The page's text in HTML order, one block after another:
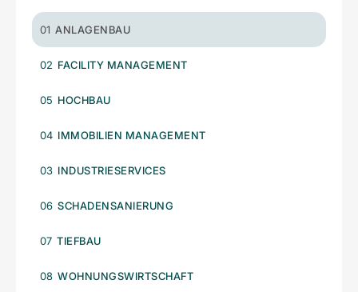
01 ANLAGENBAU
02 FACILITY MANAGEMENT
05 HOCHBAU
04 IMMOBILIEN MANAGEMENT
03 INDUSTRIESERVICES
06 SCHADENSANIERUNG
07 TIEFBAU
08 WOHNUNGSWIRTSCHAFT